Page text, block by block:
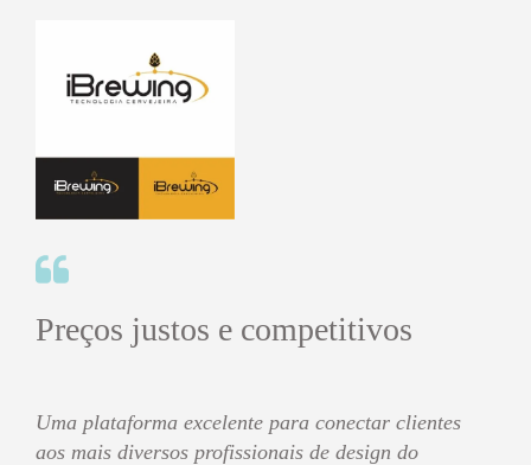
Preços justos e competitivos
Uma plataforma excelente para conectar clientes
aos mais diversos profissionais de design do